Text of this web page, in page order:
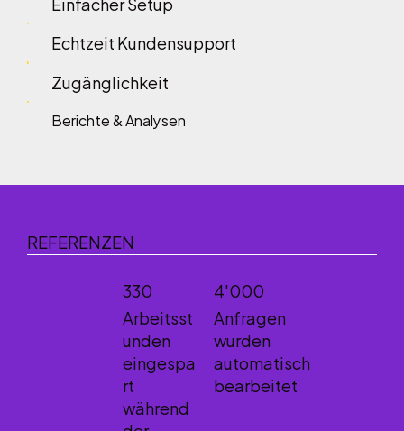
Echtzeit Kundensupport
Zugänglichkeit
Berichte & Analysen
REFERENZEN
330
Arbeitsst
unden
eingespa
rt
während
4'000
Anfragen
wurden
automatisch
bearbeitet